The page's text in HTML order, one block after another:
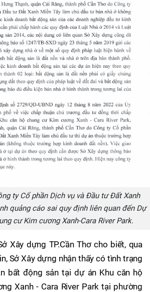
ty Cổ phần Dịch vụ và Đầu tư Đất Xanh
quảng cáo sai quy định liên quan đến Dự
cư Kim cương Xanh-Cara River Park.
Xây dựng TP.Cần Thơ cho biết, qua
Sở Xây dựng nhận thấy có tình trạng
bất động sản tại dự án Khu căn hộ
Xanh - Cara River Park tại phường